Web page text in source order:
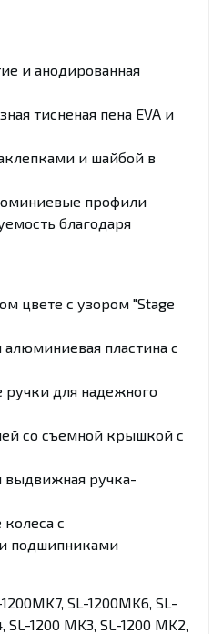
и анодированная
тисненая пена EVA и
и шайбой в
профили
благодаря
цвете с узором "Stage
пластина с
для надежного
со съемной крышкой с
выдвижная ручка-
с
подшипниками
SL-1200MK6, SL-
SL-1200 MK3, SL-1200 MK2,